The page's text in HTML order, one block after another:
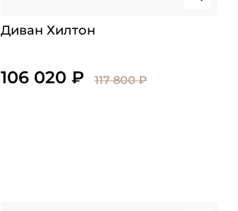
Диван Хилтон
106 020 ₽ 117 800 ₽